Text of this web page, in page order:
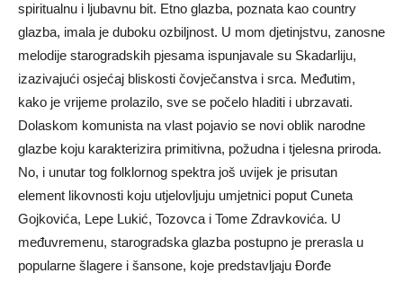
spiritualnu i ljubavnu bit. Etno glazba, poznata kao country
glazba, imala je duboku ozbiljnost. U mom djetinjstvu, zanosne
melodije starogradskih pjesama ispunjavale su Skadarliju,
izazivajući osjećaj bliskosti čovječanstva i srca. Međutim,
kako je vrijeme prolazilo, sve se počelo hladiti i ubrzavati.
Dolaskom komunista na vlast pojavio se novi oblik narodne
glazbe koju karakterizira primitivna, požudna i tjelesna priroda.
No, i unutar tog folklornog spektra još uvijek je prisutan
element likovnosti koju utjelovljuju umjetnici poput Cuneta
Gojkovića, Lepe Lukić, Tozovca i Tome Zdravkovića. U
međuvremenu, starogradska glazba postupno je prerasla u
popularne šlagere i šansone, koje predstavljaju Đorđe